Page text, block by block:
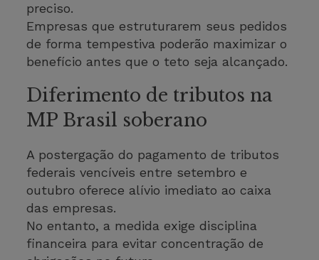
preciso.
Empresas que estruturarem seus pedidos
de forma tempestiva poderão maximizar o
benefício antes que o teto seja alcançado.
Diferimento de tributos na
MP Brasil soberano
A postergação do pagamento de tributos
federais vencíveis entre setembro e
outubro oferece alívio imediato ao caixa
das empresas.
No entanto, a medida exige disciplina
financeira para evitar concentração de